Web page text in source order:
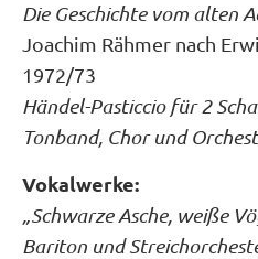
Die Geschichte vom alten
Joachim Rähmer nach
1972/73
Händel-Pasticcio für 2
Tonband, Chor und
Vokalwerke:
„Schwarze Asche, weiße
Bariton und